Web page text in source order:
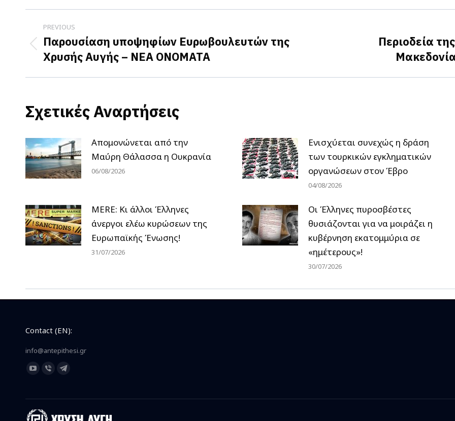
Facebook
X
LinkedIn
Post
navigation
PREVIOUS
Previous
post:
Παρουσίαση υποψηφίων Ευρωβουλευτών της
Χρυσής Αυγής – ΝΕΑ ΟΝΟΜΑΤΑ
Περιοδεία
Σχετικές Αναρτήσεις
Απομονώνεται από την
Μαύρη Θάλασσα η Ουκρανία
06/08/2026
Ενισχύεται συνεχώς η δράση
των τουρκικών εγκληματικών
οργανώσεων στον Έβρο
04/08/2026
MERE: Κι άλλοι Έλληνες
άνεργοι ελέω κυρώσεων της
Ευρωπαϊκής Ένωσης!
31/07/2026
Οι Έλληνες πυροσβέστες
θυσιάζονται για να μοιράζει η
κυβέρνηση εκατομμύρια σε
«ημέτερους»!
30/07/2026
Contact (EN):
info@antepithesi.gr
Find us on:
YouTube
opens
in
Viber
opens
in
Telegram
opens
in